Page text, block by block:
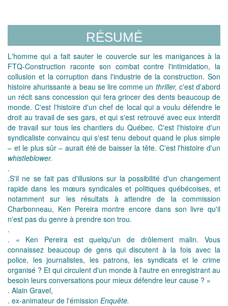
RÉSUMÉ
L'homme qui a fait sauter le couvercle sur les manigances à la
FTQ-Construction raconte son combat contre l'inti­midation, la
collusion et la corruption dans l'industrie de la construction. Son
histoire ahurissante a beau se lire comme un thriller, c'est d'abord
un récit sans concession qui fera grincer des dents beaucoup de
monde. C'est l'histoire d'un chef de local qui a voulu défendre le
droit au travail de ses gars, et qui s'est retrouvé avec eux interdit
de travail sur tous les chantiers du Québec. C'est l'histoire d'un
syndica­liste convaincu qui s'est tenu debout quand le plus simple
– et le plus sûr – aurait été de baisser la tête. C'est l'histoire d'un
whistleblower.
.
.S'il ne se fait pas d'illusions sur la possibilité d'un chan­gement
rapide dans les mœurs syndicales et politiques québécoises, et
notamment sur les résultats à attendre de la commission
Charbonneau, Ken Pereira montre encore dans son livre qu'il
n'est pas du genre à prendre son trou.
.
. « Ken Pereira est quelqu'un de drôlement malin. Vous
connaissez beaucoup de gens qui discutent à la fois avec la
police, les journalistes, les patrons, les syndicats et le crime
organisé ? Et qui circulent d'un monde à l'autre en enregistrant au
besoin leurs conversations pour mieux défendre leur cause ? »
. Alain Gravel,
. ex-animateur de l'émission Enquête.